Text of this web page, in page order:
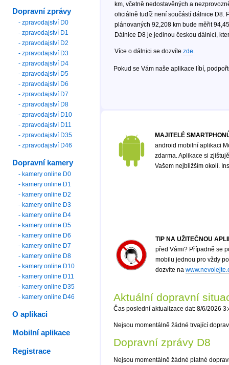
km, včetně nedostavěných a
oficiálně tudíž není součástí dálnice D8.
plánovaných 92,208 km bude měřit
Dálnice D8 je jedinou českou dálnicí,
Více o dálnici se dozvíte zde.
Pokud se Vám naše aplikace líbí,
MAJITELÉ
android mobilní aplikaci
zdarma. Aplikace si
Vašem nejbližším okolí.
TIP NA UŽITEČNOU
před Vámi? Případně se
mobilu jednou pro vždy
dozvíte na
Aktuální dopravní
Čas poslední aktualizace dat: 8/6/2026
Nejsou momentálně žádné trvající
Dopravní zprávy D8
Nejsou momentálně žádné platné
Dopravní zprávy
- zpravodajství D0
- zpravodajství D1
- zpravodajství D2
- zpravodajství D3
- zpravodajství D4
- zpravodajství D5
- zpravodajství D6
- zpravodajství D7
- zpravodajství D8
- zpravodajství D10
- zpravodajství D11
- zpravodajství D35
- zpravodajství D46
Dopravní kamery
- kamery online D0
- kamery online D1
- kamery online D2
- kamery online D3
- kamery online D4
- kamery online D5
- kamery online D6
- kamery online D7
- kamery online D8
- kamery online D10
- kamery online D11
- kamery online D35
- kamery online D46
O aplikaci
Mobilní aplikace
Registrace